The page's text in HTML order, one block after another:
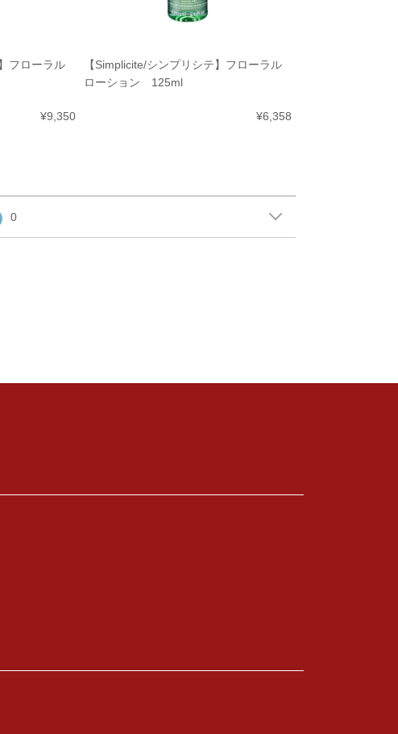
フローラル
¥9,350
【Simplicite/シンプリシテ】フローラル
ローション 125ml
¥6,358
0